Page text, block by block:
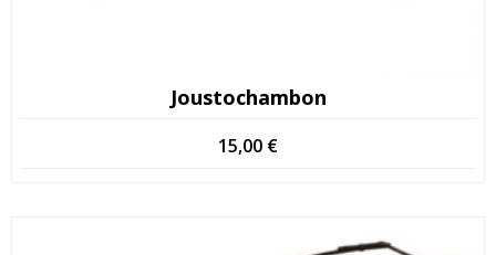
Joustochambon
15,00 €